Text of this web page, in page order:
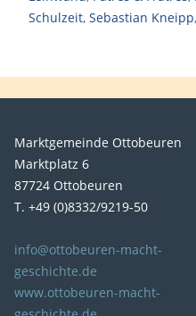
Schulzeit, Sebastian Kneipp,
Marktgemeinde Ottobeuren
Marktplatz 6
87724 Ottobeuren
T. +49 (0)8332/9219-50
info@ottobeuren-macht-
geschichte.de
www.ottobeuren-macht-